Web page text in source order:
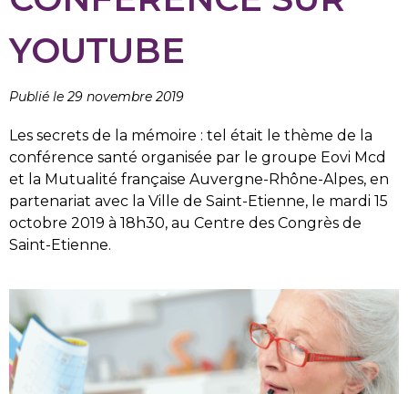
YOUTUBE
Publié le 29 novembre 2019
Les secrets de la mémoire : tel était le thème de la
conférence santé organisée par le groupe Eovi Mcd
et la Mutualité française Auvergne-Rhône-Alpes, en
partenariat avec la Ville de Saint-Etienne, le mardi 15
octobre 2019 à 18h30, au Centre des Congrès de
Saint-Etienne.